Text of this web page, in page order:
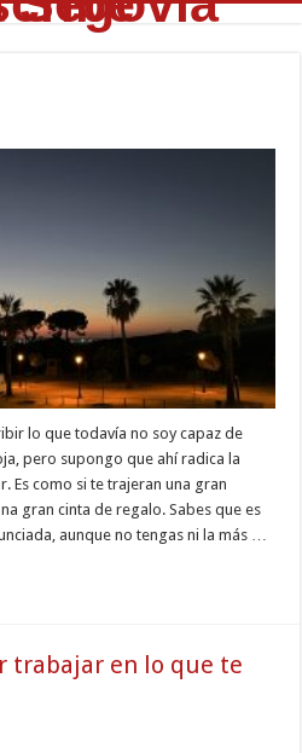
lo que todavía no soy capaz de
pero supongo que ahí radica la
Es como si te trajeran una gran
gran cinta de regalo. Sabes que es
aunque no tengas ni la más …
trabajar en lo que te